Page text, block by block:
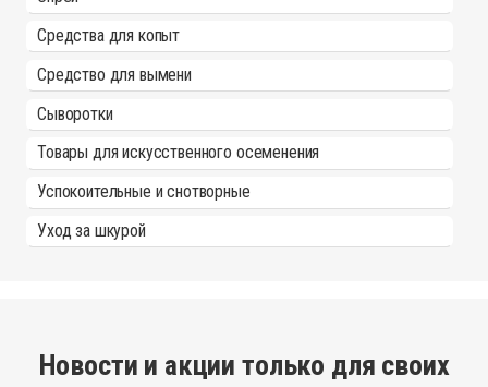
Средства для копыт
Средство для вымени
Сыворотки
Товары для искусственного осеменения
Успокоительные и снотворные
Уход за шкурой
Новости и акции только для своих